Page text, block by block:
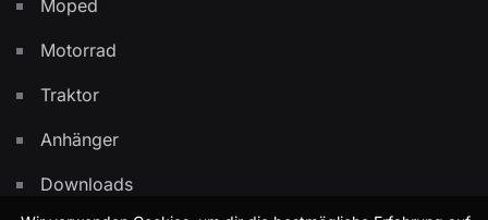
Moped
Motorrad
Traktor
Anhänger
Downloads